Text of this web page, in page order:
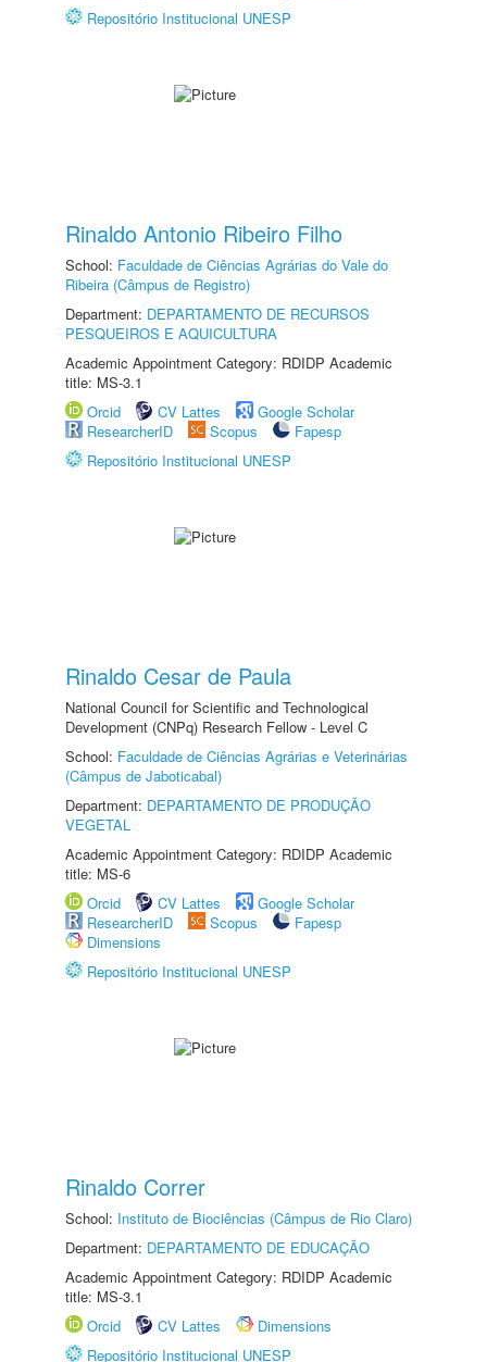
Repositório Institucional UNESP
Rinaldo Antonio Ribeiro Filho
School: Faculdade de Ciências Agrárias do Vale do
Ribeira (Câmpus de Registro)
Department: DEPARTAMENTO DE RECURSOS
PESQUEIROS E AQUICULTURA
Academic Appointment Category: RDIDP Academic
title: MS-3.1
Orcid
CV Lattes
Google Scholar
ResearcherID
Scopus
Fapesp
Repositório Institucional UNESP
Rinaldo Cesar de Paula
National Council for Scientific and Technological
Development (CNPq) Research Fellow - Level C
School: Faculdade de Ciências Agrárias e Veterinárias
(Câmpus de Jaboticabal)
Department: DEPARTAMENTO DE PRODUÇÃO
VEGETAL
Academic Appointment Category: RDIDP Academic
title: MS-6
Orcid
CV Lattes
Google Scholar
ResearcherID
Scopus
Fapesp
Dimensions
Repositório Institucional UNESP
Rinaldo Correr
School: Instituto de Biociências (Câmpus de Rio Claro)
Department: DEPARTAMENTO DE EDUCAÇÃO
Academic Appointment Category: RDIDP Academic
title: MS-3.1
Orcid
CV Lattes
Dimensions
Repositório Institucional UNESP